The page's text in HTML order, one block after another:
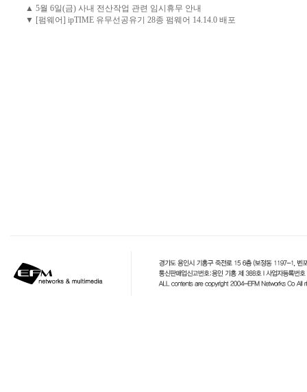
▲ 5월 6일(금) 사내 전산작업 관련 임시휴무 안내
▼ [펌웨어] ipTIME 유무선공유기 28종 펌웨어 14.14.0 배포